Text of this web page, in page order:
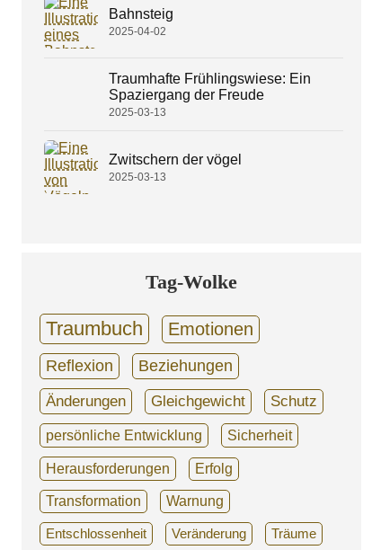
Bahnsteig
2025-04-02
Traumhafte Frühlingswiese: Ein
Spaziergang der Freude
2025-03-13
Zwitschern der vögel
2025-03-13
Tag-Wolke
Traumbuch Emotionen
Reflexion
Beziehungen
Änderungen
Gleichgewicht Schutz
persönliche Entwicklung Sicherheit
Herausforderungen Erfolg
Transformation Warnung
Entschlossenheit Veränderung Träume